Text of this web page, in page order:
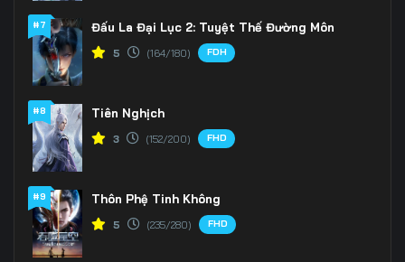
#7 Đấu La Đại Lục 2: Tuyệt Thế Đường Môn
5 (164/180) FDH
#8 Tiên Nghịch
3 (152/200) FHD
#9 Thôn Phệ Tinh Không
5 (235/280) FHD